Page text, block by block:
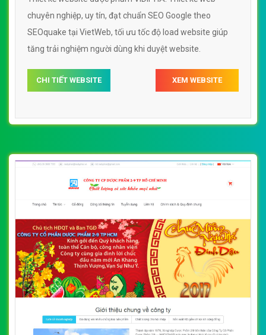
chuyên nghiệp, uy tín, đạt chuẩn SEO Google theo
SEOquake tại VietWeb, tối ưu tốc độ load website giúp
tăng trải nghiệm người dùng khi duyệt website.
CHI TIẾT WEBSITE XEM WEBSITE